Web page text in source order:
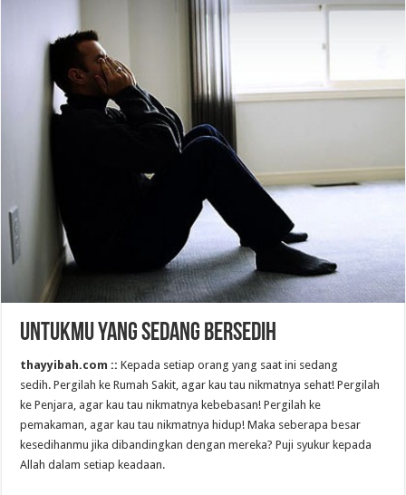
Untukmu yang Sedang Bersedih
thayyibah.com ::Kepada setiap orang yang saat ini sedang
sedih. Pergilah ke Rumah Sakit, agar kau tau nikmatnya sehat! Pergilah
ke Penjara, agar kau tau nikmatnya kebebasan! Pergilah ke
pemakaman, agar kau tau nikmatnya hidup! Maka seberapa besar
kesedihanmu jika dibandingkan dengan mereka? Puji syukur kepada
Allah dalam setiap keadaan.